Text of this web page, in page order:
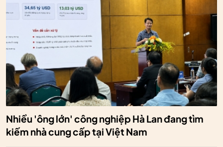
Nhiều 'ông lớn' công nghiệp Hà Lan đang tìm
kiếm nhà cung cấp tại Việt Nam